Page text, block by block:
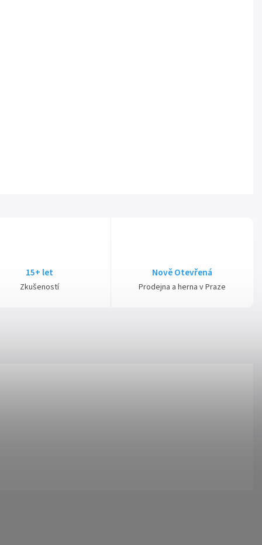
15+ let
Zkušeností
Nově Otevřená
Prodejna a herna v Praze